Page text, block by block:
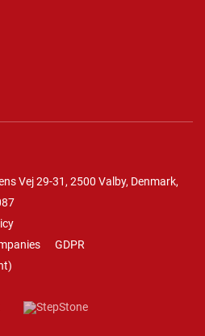
Vej 29-31, 2500 Valby, Denmark,
GDPR
)